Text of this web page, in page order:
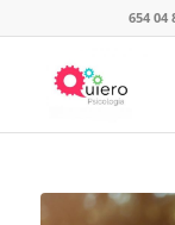
654 04